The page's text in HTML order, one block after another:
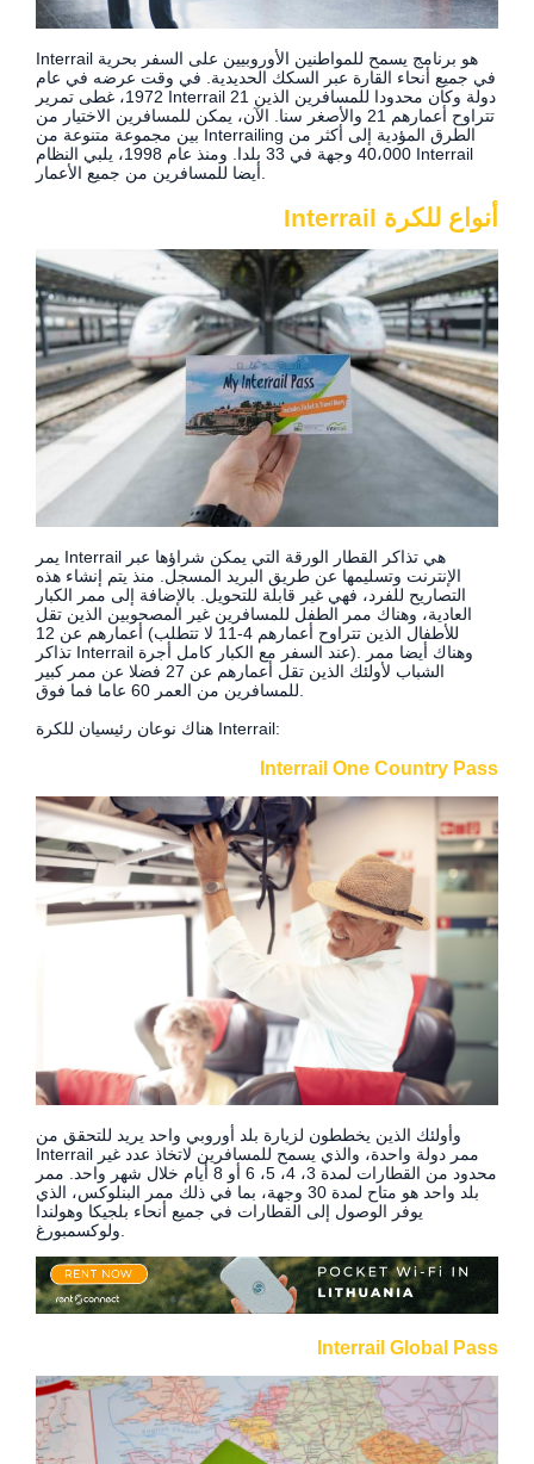
Interrail هو برنامج يسمح للمواطنين الأوروبيين على السفر بحرية
في جميع أنحاء القارة عبر السكك الحديدية. في وقت عرضه في عام
1972، غطى تمرير Interrail 21 دولة وكان محدودا للمسافرين الذين
تتراوح أعمارهم 21 والأصغر سنا. الآن، يمكن للمسافرين الاختيار من
بين مجموعة متنوعة من Interrailing الطرق المؤدية إلى أكثر من
40،000 وجهة في 33 بلدا. ومنذ عام 1998، يلبي النظام Interrail
أنواع للكرة Interrail
يمر Interrail هي تذاكر القطار الورقة التي يمكن شراؤها عبر
الإنترنت وتسليمها عن طريق البريد المسجل. منذ يتم إنشاء هذه
التصاريح للفرد، فهي غير قابلة للتحويل. بالإضافة إلى ممر الكبار
العادية، وهناك ممر الطفل للمسافرين غير المصحوبين الذين تقل
أعمارهم عن 12 (للأطفال الذين تتراوح أعمارهم 4-11 لا تتطلب
تذاكر Interrail عند السفر مع الكبار كامل أجرة). وهناك أيضا ممر
الشباب لأولئك الذين تقل أعمارهم عن 27 فضلا عن ممر كبير
هناك نوعان رئيسيان للكرة Interrail:
Interrail One Country Pass
وأولئك الذين يخططون لزيارة بلد أوروبي واحد يريد للتحقق من
Interrail ممر دولة واحدة، والذي يسمح للمسافرين لاتخاذ عدد غير
محدود من القطارات لمدة 3، 4، 5، 6 أو 8 أيام خلال شهر واحد. ممر
بلد واحد هو متاح لمدة 30 وجهة، بما في ذلك ممر البنلوكس، الذي
يوفر الوصول إلى القطارات في جميع أنحاء بلجيكا وهولندا
Interrail Global Pass